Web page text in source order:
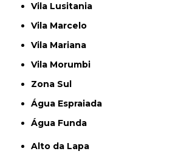
Vila Lusitania
Vila Marcelo
Vila Mariana
Vila Morumbi
Zona Sul
Água Espraiada
Água Funda
Alto da Lapa